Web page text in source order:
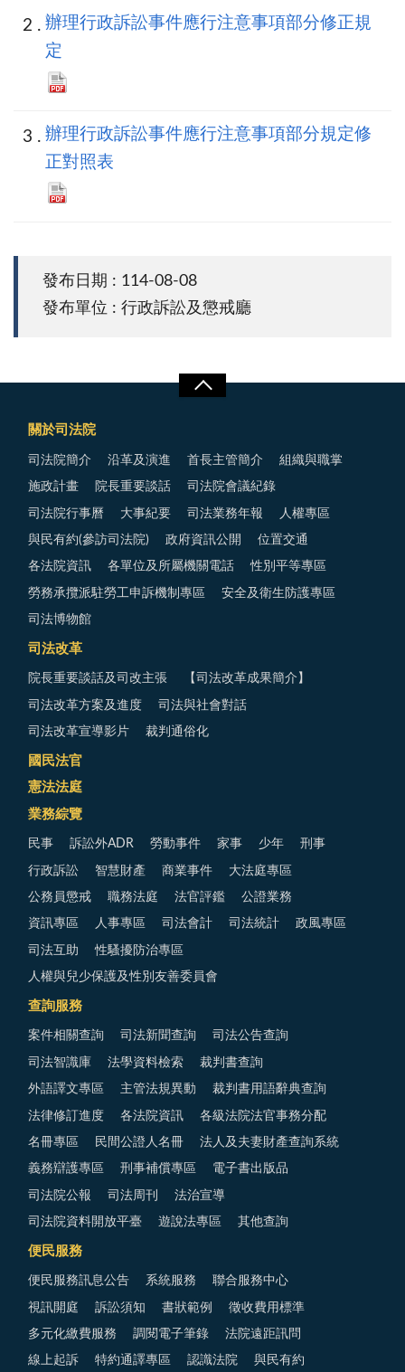
辦理行政訴訟事件應行注意事項部分修正規
定
辦理行政訴訟事件應行注意事項部分規定修
正對照表
發布日期 : 114-08-08
發布單位 : 行政訴訟及懲戒廳
關於司法院
司法院簡介 沿革及演進 首長主管簡介 組織與職掌
施政計畫 院長重要談話 司法院會議紀錄
司法院行事曆 大事紀要 司法業務年報 人權專區
與民有約(參訪司法院) 政府資訊公開 位置交通
各法院資訊 各單位及所屬機關電話 性別平等專區
勞務承攬派駐勞工申訴機制專區 安全及衛生防護專區
司法博物館
司法改革
院長重要談話及司改主張 【司法改革成果簡介】
司法改革方案及進度 司法與社會對話
司法改革宣導影片 裁判通俗化
國民法官
憲法法庭
業務綜覽
民事 訴訟外ADR 勞動事件 家事 少年 刑事
行政訴訟 智慧財產 商業事件 大法庭專區
公務員懲戒 職務法庭 法官評鑑 公證業務
資訊專區 人事專區 司法會計 司法統計 政風專區
司法互助 性騷擾防治專區
人權與兒少保護及性別友善委員會
查詢服務
案件相關查詢 司法新聞查詢 司法公告查詢
司法智識庫 法學資料檢索 裁判書查詢
外語譯文專區 主管法規異動 裁判書用語辭典查詢
法律修訂進度 各法院資訊 各級法院法官事務分配
名冊專區 民間公證人名冊 法人及夫妻財產查詢系統
義務辯護專區 刑事補償專區 電子書出版品
司法院公報 司法周刊 法治宣導
司法院資料開放平臺 遊說法專區 其他查詢
便民服務
便民服務訊息公告 系統服務 聯合服務中心
視訊開庭 訴訟須知 書狀範例 徵收費用標準
多元化繳費服務 調閱電子筆錄 法院遠距訊問
線上起訴 特約通譯專區 認識法院 與民有約